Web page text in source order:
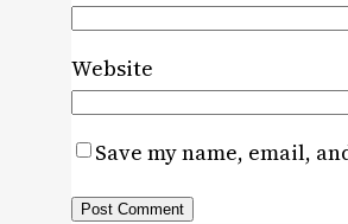
Website
Save my name, email,